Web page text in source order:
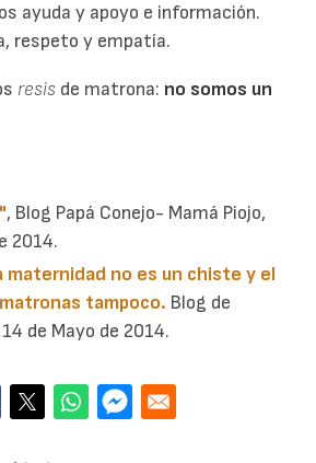
ayuda y apoyo e información.
respeto y empatía.
resis de matrona: no somos un
, Blog Papá Conejo- Mamá Piojo,
2014.
maternidad no es un chiste y el
tampoco. Blog de
de Mayo de 2014.